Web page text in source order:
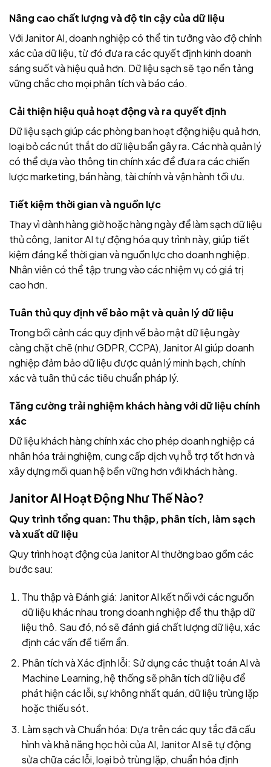
Nâng cao chất lượng và độ tin cậy của dữ liệu
Với Janitor AI, doanh nghiệp có thể tin tưởng vào độ chính
xác của dữ liệu, từ đó đưa ra các quyết định kinh doanh
sáng suốt và hiệu quả hơn. Dữ liệu sạch sẽ tạo nền tảng
vững chắc cho mọi phân tích và báo cáo.
Cải thiện hiệu quả hoạt động và ra quyết định
Dữ liệu sạch giúp các phòng ban hoạt động hiệu quả hơn,
loại bỏ các nút thắt do dữ liệu bẩn gây ra. Các nhà quản lý
có thể dựa vào thông tin chính xác để đưa ra các chiến
lược marketing, bán hàng, tài chính và vận hành tối ưu.
Tiết kiệm thời gian và nguồn lực
Thay vì dành hàng giờ hoặc hàng ngày để làm sạch dữ liệu
thủ công, Janitor AI tự động hóa quy trình này, giúp tiết
kiệm đáng kể thời gian và nguồn lực cho doanh nghiệp.
Nhân viên có thể tập trung vào các nhiệm vụ có giá trị
cao hơn.
Tuân thủ quy định về bảo mật và quản lý dữ liệu
Trong bối cảnh các quy định về bảo mật dữ liệu ngày
càng chặt chẽ (như GDPR, CCPA), Janitor AI giúp doanh
nghiệp đảm bảo dữ liệu được quản lý minh bạch, chính
xác và tuân thủ các tiêu chuẩn pháp lý.
Tăng cường trải nghiệm khách hàng với dữ liệu chính
xác
Dữ liệu khách hàng chính xác cho phép doanh nghiệp cá
nhân hóa trải nghiệm, cung cấp dịch vụ hỗ trợ tốt hơn và
xây dựng mối quan hệ bền vững hơn với khách hàng.
Janitor AI Hoạt Động Như Thế Nào?
Quy trình tổng quan: Thu thập, phân tích, làm sạch
và xuất dữ liệu
Quy trình hoạt động của Janitor AI thường bao gồm các
bước sau:
Thu thập và Đánh giá: Janitor AI kết nối với các nguồn
dữ liệu khác nhau trong doanh nghiệp để thu thập dữ
liệu thô. Sau đó, nó sẽ đánh giá chất lượng dữ liệu, xác
định các vấn đề tiềm ẩn.
Phân tích và Xác định lỗi: Sử dụng các thuật toán AI và
Machine Learning, hệ thống sẽ phân tích dữ liệu để
phát hiện các lỗi, sự không nhất quán, dữ liệu trùng lặp
hoặc thiếu sót.
Làm sạch và Chuẩn hóa: Dựa trên các quy tắc đã cấu
hình và khả năng học hỏi của AI, Janitor AI sẽ tự động
sửa chữa các lỗi, loại bỏ trùng lặp, chuẩn hóa định